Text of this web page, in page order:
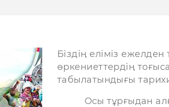
Біздің еліміз
өркениеттердің
табылатындығы
Осы тұрғыдан